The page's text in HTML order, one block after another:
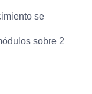
se
sobre 2